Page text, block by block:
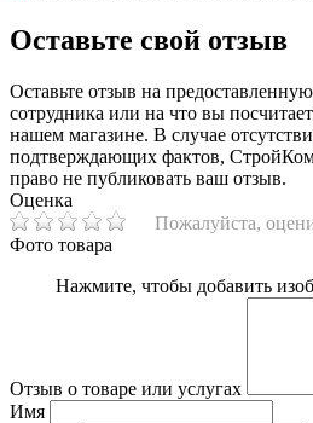
Оставьте свой отзыв
Оставьте отзыв на
сотрудника или на что вы
нашем магазине. В случае
подтверждающих фактов,
право не публиковать ваш отзыв.
Оценка
Пожалуйста,
Фото товара
Нажмите, чтобы добавить
Отзыв о товаре или услугах
Имя